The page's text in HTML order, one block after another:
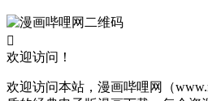

欢迎访问！
欢迎访问本站，漫画哔哩网（